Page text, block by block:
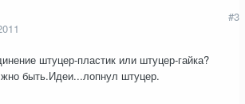
#3
штуцер-пластик или штуцер-гайка?
быть.Идеи...лопнул штуцер.